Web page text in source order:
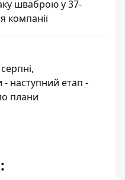
шваброю у 37-
компанії
- наступний етап -
плани